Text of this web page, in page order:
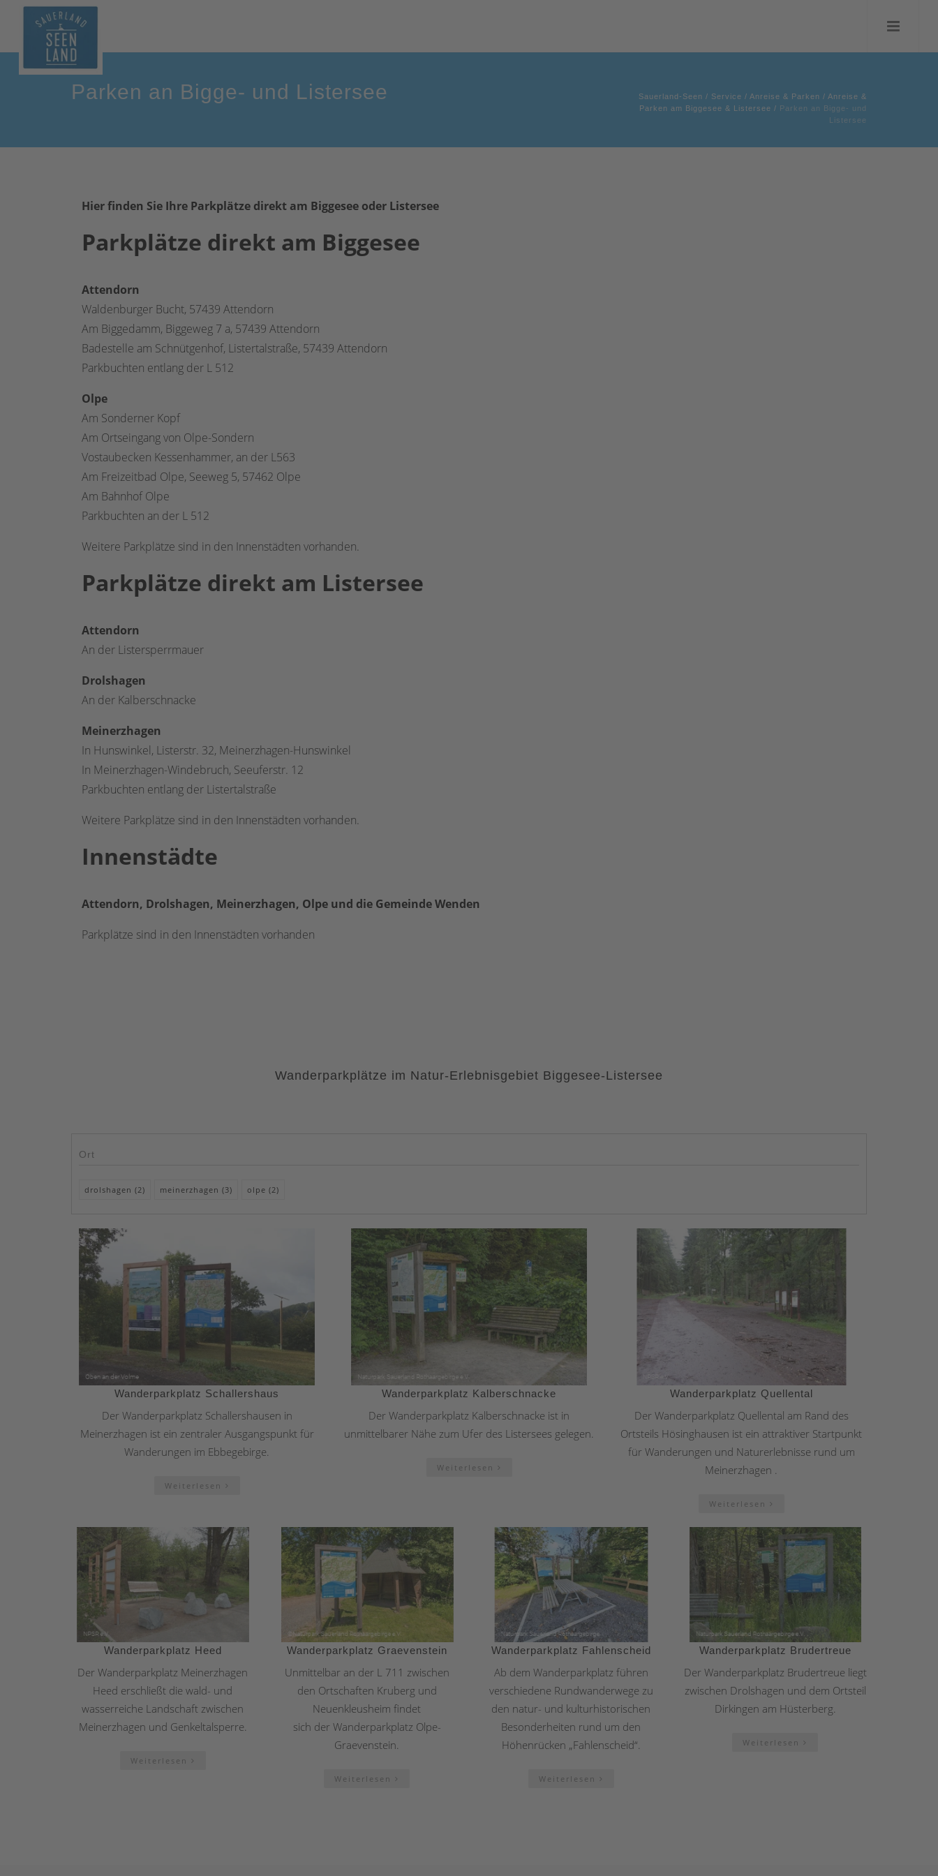
Parken an Bigge- und Listersee Sauerland-Seen / Service / Anreise & Parken / Anreise &
Parken am Biggesee & Listersee / Parken an Bigge- und
Listersee
Hier finden Sie Ihre Parkplätze direkt am Biggesee oder Listersee
Parkplätze direkt am Biggesee
Attendorn
Waldenburger Bucht, 57439 Attendorn
Am Biggedamm, Biggeweg 7 a, 57439 Attendorn
Badestelle am Schnütgenhof, Listertalstraße, 57439 Attendorn
Parkbuchten entlang der L 512
Olpe
Am Sonderner Kopf
Am Ortseingang von Olpe-Sondern
Vostaubecken Kessenhammer, an der L563
Am Freizeitbad Olpe, Seeweg 5, 57462 Olpe
Am Bahnhof Olpe
Parkbuchten an der L 512
Weitere Parkplätze sind in den Innenstädten vorhanden.
Parkplätze direkt am Listersee
Attendorn
An der Listersperrmauer
Drolshagen
An der Kalberschnacke
Meinerzhagen
In Hunswinkel, Listerstr. 32, Meinerzhagen-Hunswinkel
In Meinerzhagen-Windebruch, Seeuferstr. 12
Parkbuchten entlang der Listertalstraße
Weitere Parkplätze sind in den Innenstädten vorhanden.
Innenstädte
Attendorn, Drolshagen, Meinerzhagen, Olpe und die Gemeinde Wenden
Parkplätze sind in den Innenstädten vorhanden
Wanderparkplätze im Natur-Erlebnisgebiet Biggesee-Listersee
Ort
drolshagen (2) meinerzhagen (3) olpe (2)
Wanderparkplatz Schallershaus
Der Wanderparkplatz Schallershausen in
Meinerzhagen ist ein zentraler Ausgangspunkt für
Wanderungen im Ebbegebirge.
Weiterlesen
Wanderparkplatz Kalberschnacke
Der Wanderparkplatz Kalberschnacke ist in
unmittelbarer Nähe zum Ufer des Listersees gelegen.
Weiterlesen
Wanderparkplatz Quellental
Der Wanderparkplatz Quellental am Rand des
Ortsteils Hösinghausen ist ein attraktiver Startpunkt
für Wanderungen und Naturerlebnisse rund um
Meinerzhagen .
Weiterlesen
Wanderparkplatz Heed
Der Wanderparkplatz Meinerzhagen
Heed erschließt die wald- und
wasserreiche Landschaft zwischen
Meinerzhagen und Genkeltalsperre.
Weiterlesen
Wanderparkplatz Graevenstein
Unmittelbar an der L 711 zwischen
den Ortschaften Kruberg und
Neuenkleusheim findet
sich der Wanderparkplatz Olpe-
Graevenstein.
Weiterlesen
Wanderparkplatz Fahlenscheid
Ab dem Wanderparkplatz führen
verschiedene Rundwanderwege zu
den natur- und kulturhistorischen
Besonderheiten rund um den
Höhenrücken „Fahlenscheid“.
Weiterlesen
Wanderparkplatz Brudertreue
Der Wanderparkplatz Brudertreue liegt
zwischen Drolshagen und dem Ortsteil
Dirkingen am Hüsterberg.
Weiterlesen